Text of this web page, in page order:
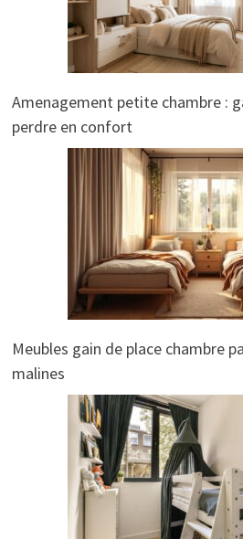
Amenagement petite chambre :
perdre en confort
Meubles gain de place chambre
malines